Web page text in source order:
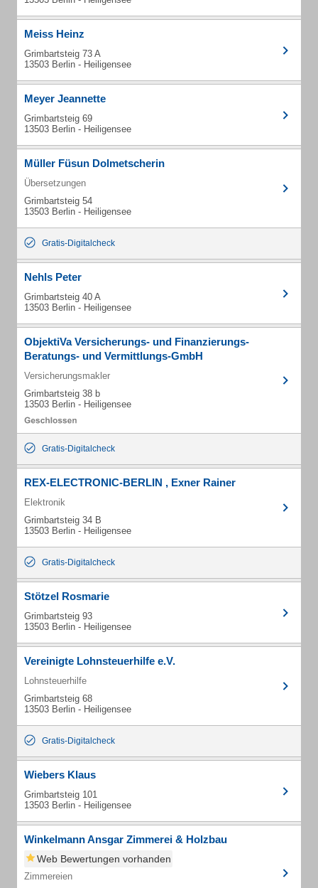
Meiss Heinz
Grimbartsteig 73 A
13503 Berlin - Heiligensee
Meyer Jeannette
Grimbartsteig 69
13503 Berlin - Heiligensee
Müller Füsun Dolmetscherin
Übersetzungen
Grimbartsteig 54
13503 Berlin - Heiligensee
Gratis-Digitalcheck
Nehls Peter
Grimbartsteig 40 A
13503 Berlin - Heiligensee
ObjektiVa Versicherungs- und Finanzierungs-
Beratungs- und Vermittlungs-GmbH
Versicherungsmakler
Grimbartsteig 38 b
13503 Berlin - Heiligensee
Gratis-Digitalcheck
REX-ELECTRONIC-BERLIN , Exner Rainer
Elektronik
Grimbartsteig 34 B
13503 Berlin - Heiligensee
Gratis-Digitalcheck
Stötzel Rosmarie
Grimbartsteig 93
13503 Berlin - Heiligensee
Vereinigte Lohnsteuerhilfe e.V.
Lohnsteuerhilfe
Grimbartsteig 68
13503 Berlin - Heiligensee
Gratis-Digitalcheck
Wiebers Klaus
Grimbartsteig 101
13503 Berlin - Heiligensee
Winkelmann Ansgar Zimmerei & Holzbau
Web Bewertungen vorhanden
Zimmereien